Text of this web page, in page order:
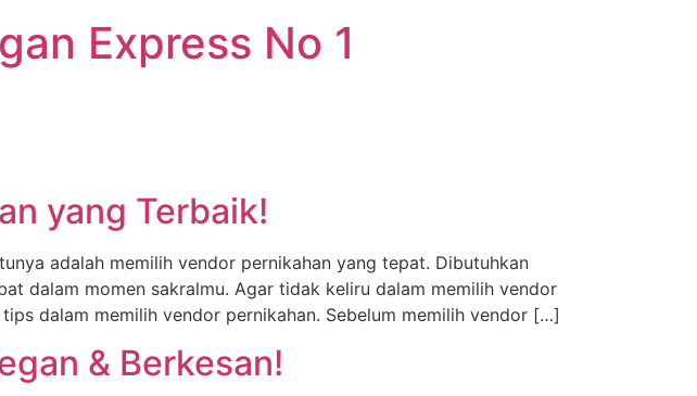
Express No 1
yang Terbaik!
adalah memilih vendor pernikahan yang tepat. Dibutuhkan
dalam momen sakralmu. Agar tidak keliru dalam memilih vendor
dalam memilih vendor pernikahan. Sebelum memilih vendor […]
& Berkesan!